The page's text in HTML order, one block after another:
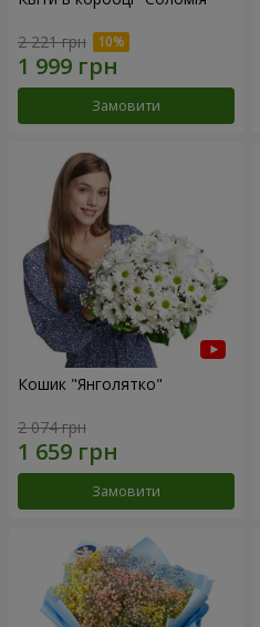
2 221 грн
Замовити
Кошик "Янголятко"
2 074 грн
Замовити